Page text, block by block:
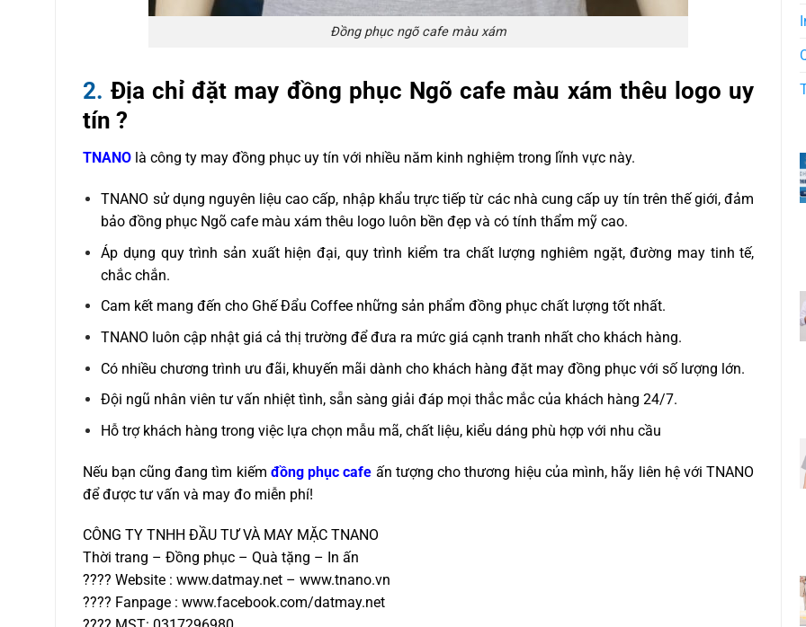
Đồng phục ngõ cafe màu xám
2. Địa chỉ đặt may đồng phục Ngõ cafe màu xám thêu logo uy
tín ?
TNANO là công ty may đồng phục uy tín với nhiều năm kinh nghiệm trong lĩnh vực này.
TNANO sử dụng nguyên liệu cao cấp, nhập khẩu trực tiếp từ các nhà cung cấp uy tín trên thế giới, đảm
bảo đồng phục Ngõ cafe màu xám thêu logo luôn bền đẹp và có tính thẩm mỹ cao.
Áp dụng quy trình sản xuất hiện đại, quy trình kiểm tra chất lượng nghiêm ngặt, đường may tinh tế,
chắc chắn.
Cam kết mang đến cho Ghế Đẩu Coffee những sản phẩm đồng phục chất lượng tốt nhất.
TNANO luôn cập nhật giá cả thị trường để đưa ra mức giá cạnh tranh nhất cho khách hàng.
Có nhiều chương trình ưu đãi, khuyến mãi dành cho khách hàng đặt may đồng phục với số lượng lớn.
Đội ngũ nhân viên tư vấn nhiệt tình, sẵn sàng giải đáp mọi thắc mắc của khách hàng 24/7.
Hỗ trợ khách hàng trong việc lựa chọn mẫu mã, chất liệu, kiểu dáng phù hợp với nhu cầu
Nếu bạn cũng đang tìm kiếm đồng phục cafe ấn tượng cho thương hiệu của mình, hãy liên hệ với TNANO
để được tư vấn và may đo miễn phí!
CÔNG TY TNHH ĐẦU TƯ VÀ MAY MẶC TNANO
Thời trang – Đồng phục – Quà tặng – In ấn
???? Website : www.datmay.net – www.tnano.vn
???? Fanpage : www.facebook.com/datmay.net